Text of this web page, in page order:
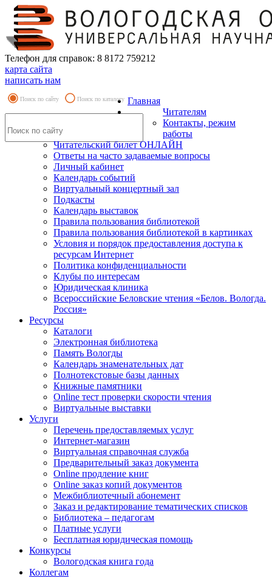
Телефон для справок: 8 8172 759212
карта сайта
написать нам
Поиск по сайту Поиск по каталогу Главная
Читателям
Контакты, режим
работы
Читательский билет ОНЛАЙН
Ответы на часто задаваемые вопросы
Личный кабинет
Календарь событий
Виртуальный концертный зал
Подкасты
Календарь выставок
Правила пользования библиотекой
Правила пользования библиотекой в картинках
Условия и порядок предоставления доступа к
ресурсам Интернет
Политика конфиденциальности
Клубы по интересам
Юридическая клиника
Всероссийские Беловские чтения «Белов. Вологда.
Россия»
Ресурсы
Каталоги
Электронная библиотека
Память Вологды
Календарь знаменательных дат
Полнотекстовые базы данных
Книжные памятники
Online тест проверки скорости чтения
Виртуальные выставки
Услуги
Перечень предоставляемых услуг
Интернет-магазин
Виртуальная справочная служба
Предварительный заказ документа
Online продление книг
Online заказ копий документов
Межбиблиотечный абонемент
Заказ и редактирование тематических списков
Библиотека – педагогам
Платные услуги
Бесплатная юридическая помощь
Конкурсы
Вологодская книга года
Коллегам